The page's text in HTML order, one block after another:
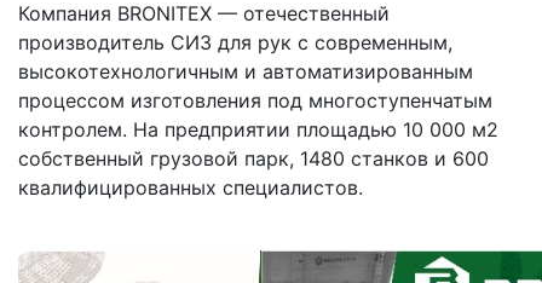
Компания BRONITEX — отечественный
производитель СИЗ для рук с современным,
высокотехнологичным и автоматизированным
процессом изготовления под многоступенчатым
контролем. На предприятии площадью 10 000 м2
собственный грузовой парк, 1480 станков и 600
квалифицированных специалистов.